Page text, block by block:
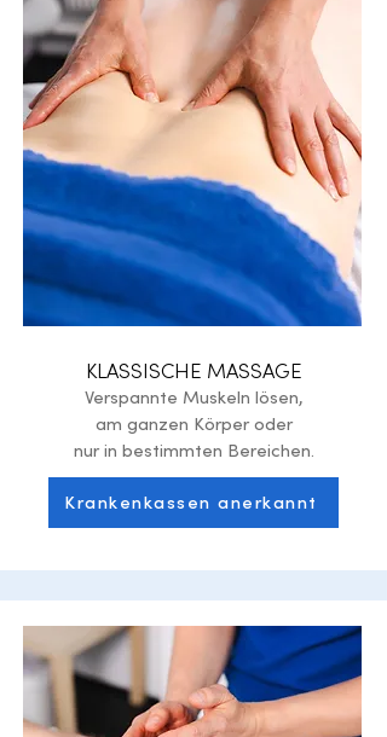
KLASSISCHE MASSAGE
Verspannte Muskeln lösen,
am ganzen Körper oder
nur in bestimmten Bereichen.
Krankenkassen anerkannt